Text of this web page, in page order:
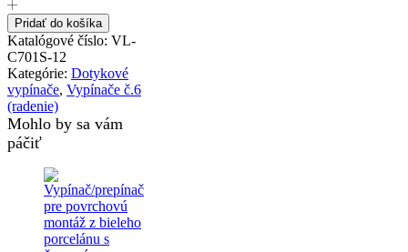
Pridať do košíka
Katalógové číslo: VL-
C701S-12
Kategórie: Dotykové
vypínače, Vypínače č.6
(radenie)
Mohlo by sa vám
páčiť